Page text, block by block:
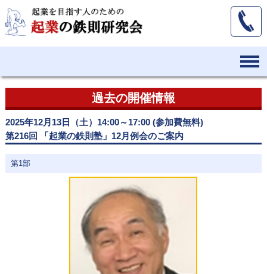
過去の開催情報
2025年12月13日（土）14:00～17:00 (参加費無料)
第216回 「起業の鉄則塾」12月例会のご案内
第1部